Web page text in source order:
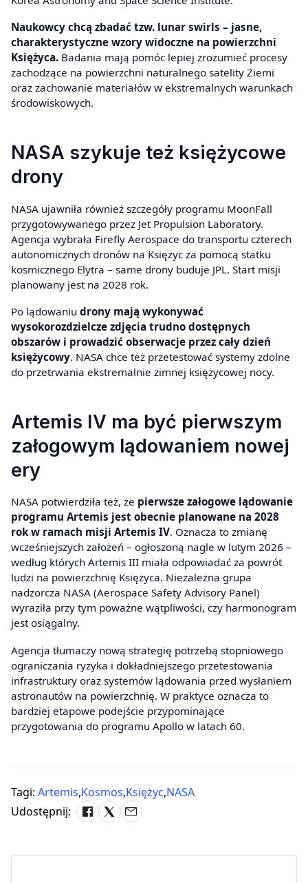
Naukowcy chcą zbadać tzw. lunar swirls – jasne,
charakterystyczne wzory widoczne na powierzchni
Księżyca. Badania mają pomóc lepiej zrozumieć procesy
zachodzące na powierzchni naturalnego satelity Ziemi
oraz zachowanie materiałów w ekstremalnych warunkach
środowiskowych.
NASA szykuje też księżycowe
drony
NASA ujawniła również szczegóły programu MoonFall
przygotowywanego przez Jet Propulsion Laboratory.
Agencja wybrała Firefly Aerospace do transportu czterech
autonomicznych dronów na Księżyc za pomocą statku
kosmicznego Elytra – same drony buduje JPL. Start misji
planowany jest na 2028 rok.
Po lądowaniu drony mają wykonywać
wysokorozdzielcze zdjęcia trudno dostępnych
obszarów i prowadzić obserwacje przez cały dzień
księżycowy. NASA chce też przetestować systemy zdolne
do przetrwania ekstremalnie zimnej księżycowej nocy.
Artemis IV ma być pierwszym
załogowym lądowaniem nowej
ery
NASA potwierdziła też, że pierwsze załogowe lądowanie
programu Artemis jest obecnie planowane na 2028
rok w ramach misji Artemis IV. Oznacza to zmianę
wcześniejszych założeń – ogłoszoną nagle w lutym 2026 –
według których Artemis III miała odpowiadać za powrót
ludzi na powierzchnię Księżyca. Niezależna grupa
nadzorcza NASA (Aerospace Safety Advisory Panel)
wyraziła przy tym poważne wątpliwości, czy harmonogram
jest osiągalny.
Agencja tłumaczy nową strategię potrzebą stopniowego
ograniczania ryzyka i dokładniejszego przetestowania
infrastruktury oraz systemów lądowania przed wysłaniem
astronautów na powierzchnię. W praktyce oznacza to
bardziej etapowe podejście przypominające
przygotowania do programu Apollo w latach 60.
Tagi: Artemis,Kosmos,Księżyc,NASA
Udostępnij: